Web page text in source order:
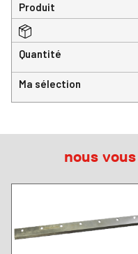
Produit
Quantité
Ma sélection
nous